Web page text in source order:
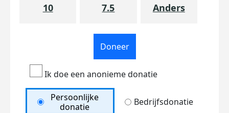
10 7.5 Anders
Doneer
Ik doe een anonieme donatie
Persoonlijke
donatie
Bedrijfsdonatie